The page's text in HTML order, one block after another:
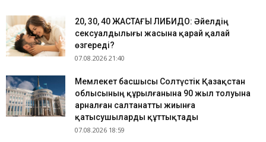
​20, 30, 40 ЖАСТАҒЫ ЛИБИДО: Әйелдің
сексуалдылығы жасына қарай қалай
өзгереді?
07.08.2026 21:40
Мемлекет басшысы Солтүстік Қазақстан
облысының құрылғанына 90 жыл толуына
арналған салтанатты жиынға
қатысушыларды құттықтады
07.08.2026 18:59